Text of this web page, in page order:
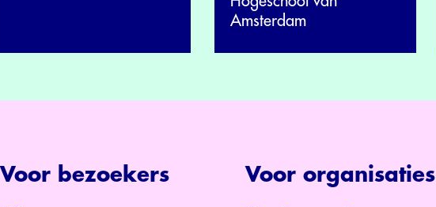
Amsterdam
Voor bezoekers Voor organisaties